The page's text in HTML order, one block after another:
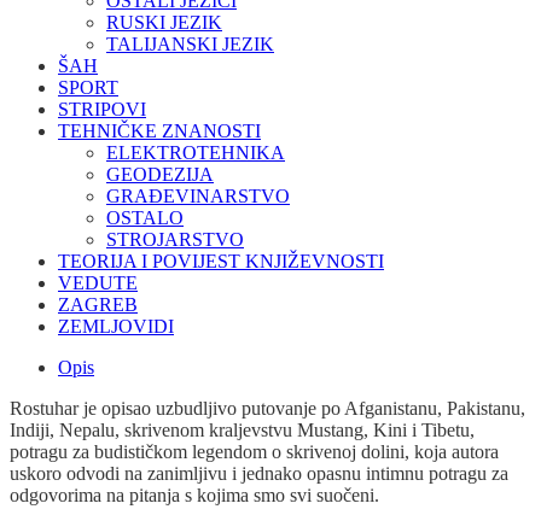
RUSKI JEZIK
TALIJANSKI JEZIK
ŠAH
SPORT
STRIPOVI
TEHNIČKE ZNANOSTI
ELEKTROTEHNIKA
GEODEZIJA
GRAĐEVINARSTVO
OSTALO
STROJARSTVO
TEORIJA I POVIJEST KNJIŽEVNOSTI
VEDUTE
ZAGREB
ZEMLJOVIDI
Opis
Rostuhar je opisao uzbudljivo putovanje po Afganistanu, Pakistanu,
Indiji, Nepalu, skrivenom kraljevstvu Mustang, Kini i Tibetu,
potragu za budističkom legendom o skrivenoj dolini, koja autora
uskoro odvodi na zanimljivu i jednako opasnu intimnu potragu za
odgovorima na pitanja s kojima smo svi suočeni.